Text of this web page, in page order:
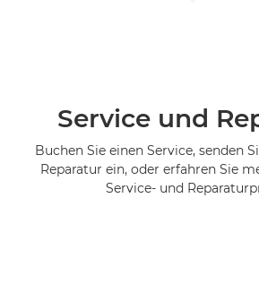
Service und
Buchen Sie einen Service, senden
Reparatur ein, oder erfahren Sie
Service- und